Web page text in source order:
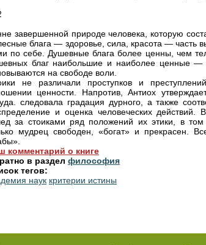
завершенной природе человека, которую
блага — здоровье, сила, красота — часть
по себе. Душевные блага более ценны, чем
благ наибольшие и наиболее ценные —
на свободе воли.
не различали проступков и
ценности. Напротив, Антиох
следовала градация дурного, а также
и оценка человеческих действий.
за стоиками ряд положений их этики, в том
мудрец свободен, «богат» и прекрасен.
комментарий о книге
в раздел философия
тегов:
наук критерии истины